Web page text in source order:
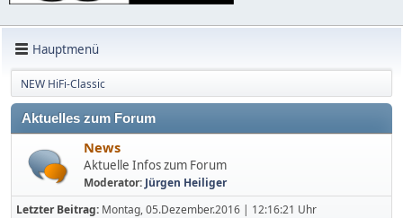
Hauptmenü
NEW HiFi-Classic
Aktuelles zum Forum
News
Aktuelle Infos zum Forum
Moderator: Jürgen Heiliger
Letzter Beitrag: Montag, 05.Dezember.2016 | 12:16:21 Uhr